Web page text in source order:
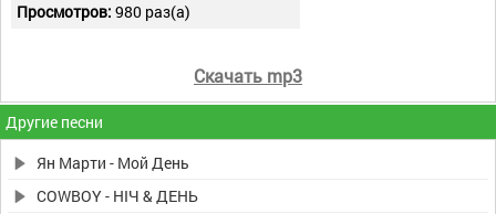
Просмотров: 980 раз(а)
Скачать mp3
Другие песни
Ян Марти - Мой День
COWBOY - НІЧ & ДЕНЬ